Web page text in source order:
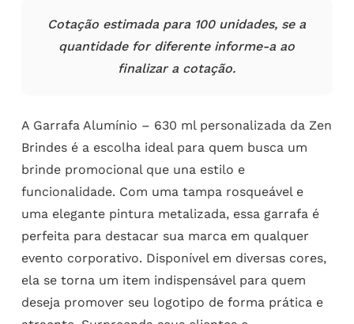
Cotação estimada para 100 unidades, se a
quantidade for diferente informe-a ao
finalizar a cotação.
A Garrafa Alumínio – 630 ml personalizada da Zen
Brindes é a escolha ideal para quem busca um
brinde promocional que una estilo e
funcionalidade. Com uma tampa rosqueável e
uma elegante pintura metalizada, essa garrafa é
perfeita para destacar sua marca em qualquer
evento corporativo. Disponível em diversas cores,
ela se torna um item indispensável para quem
deseja promover seu logotipo de forma prática e